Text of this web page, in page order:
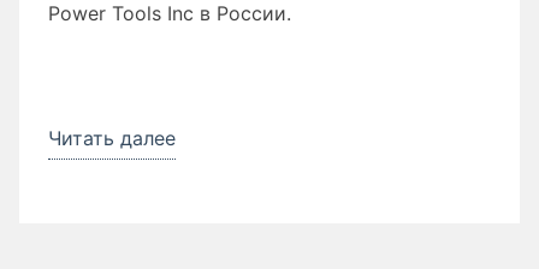
Power Tools Inc в России.
Читать далее